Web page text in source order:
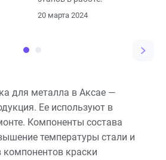
20 марта 2024
для металла в Аксае —
Ее используют в
Компоненты состава
температуры стали и
краски